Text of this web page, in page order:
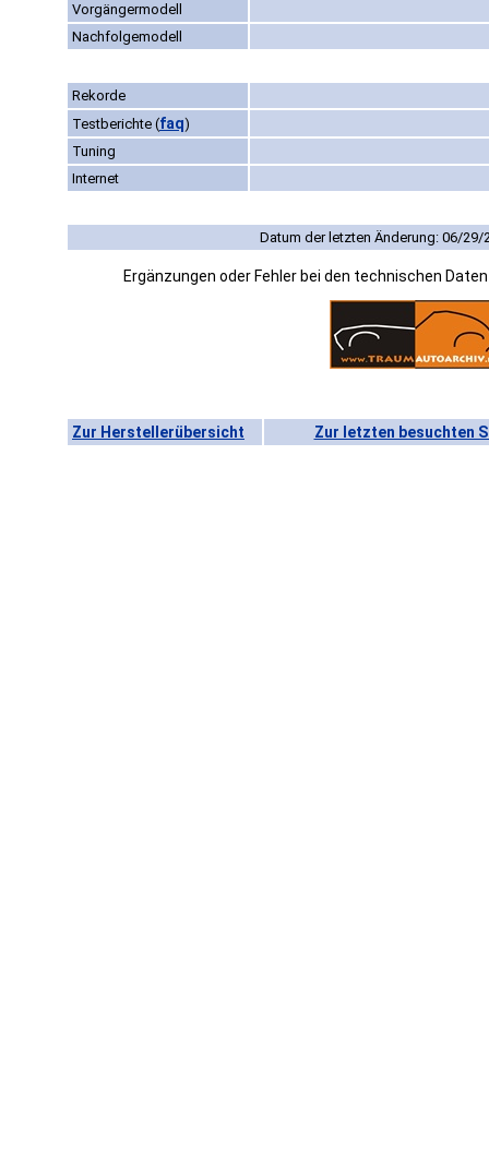
Vorgängermodell
Nachfolgemodell
Rekorde
Testberichte (faq)
Tuning
Internet
Datum der letzten Änderung: 06/29/
Ergänzungen oder Fehler bei den technischen
Zur Herstellerübersicht Zur letzten besuchten